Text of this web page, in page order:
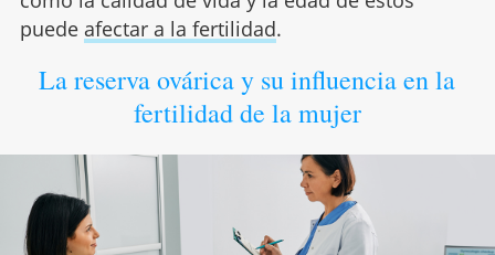
puede afectar a la fertilidad.
La reserva ovárica y su influencia en la
fertilidad de la mujer